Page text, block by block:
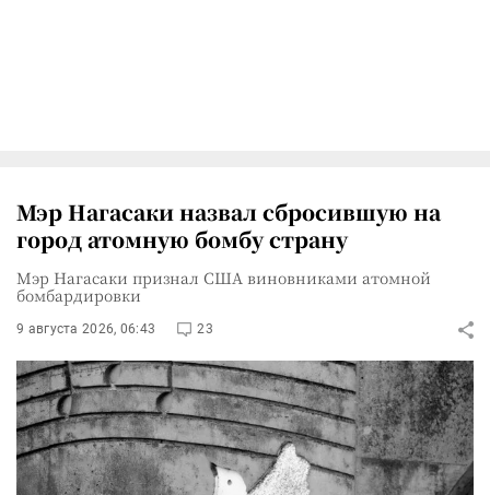
Мэр Нагасаки назвал сбросившую на
город атомную бомбу страну
Мэр Нагасаки признал США виновниками атомной
бомбардировки
9 августа 2026, 06:43 23